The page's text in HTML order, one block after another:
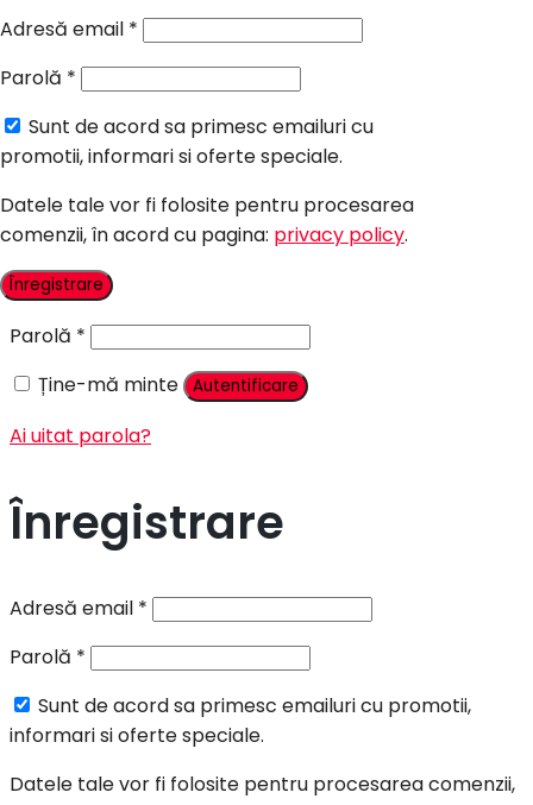
Candy Bar Botez
Contact
Autentificare
Parolă *
Ține-mă minte
Autentificare
Ai uitat parola?
Înregistrare
Adresă email *
Parolă *
Sunt de acord sa primesc emailuri cu promotii,
informari si oferte speciale.
Datele tale vor fi folosite pentru procesarea comenzii,
Adresă email *
Parolă *
Sunt de acord sa primesc emailuri cu
promotii, informari si oferte speciale.
Datele tale vor fi folosite pentru procesarea
comenzii, în acord cu pagina: privacy policy.
Înregistrare